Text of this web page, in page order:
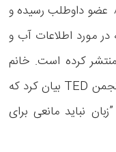
تعداد اعضاء این موسسه اکنون به ۸۰۰۰ عضو داوطلب رسیده و
خود، بیش از ۶۰۰۰ مقاله در مورد اطلاعات آب و
و منتشر کرده است. خانم
کیانی در ماه فوریه ۲۰۲۲ سخنانی در انجمن TED بیان کرد که
نباید مانعی برای